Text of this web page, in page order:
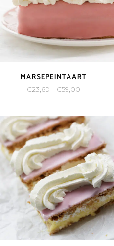
MARSEPEINTAART
€23,60 - €59,00
€59,00